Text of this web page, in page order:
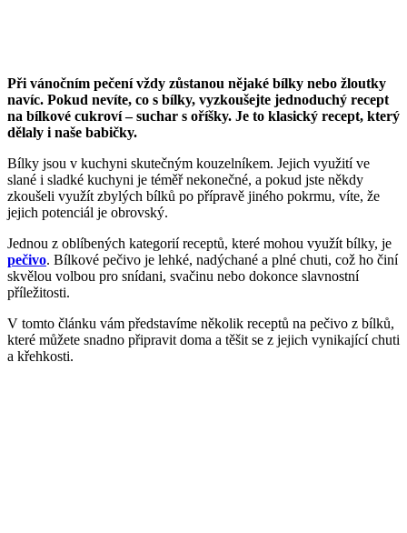
Při vánočním pečení vždy zůstanou nějaké bílky nebo žloutky
navíc. Pokud nevíte, co s bílky, vyzkoušejte jednoduchý recept
na bílkové cukroví – suchar s oříšky. Je to klasický recept, který
dělaly i naše babičky.
Bílky jsou v kuchyni skutečným kouzelníkem. Jejich využití ve
slané i sladké kuchyni je téměř nekonečné, a pokud jste někdy
zkoušeli využít zbylých bílků po přípravě jiného pokrmu, víte, že
jejich potenciál je obrovský.
Jednou z oblíbených kategorií receptů, které mohou využít bílky, je
pečivo. Bílkové pečivo je lehké, nadýchané a plné chuti, což ho činí
skvělou volbou pro snídani, svačinu nebo dokonce slavnostní
příležitosti.
V tomto článku vám představíme několik receptů na pečivo z bílků,
které můžete snadno připravit doma a těšit se z jejich vynikající chuti
a křehkosti.